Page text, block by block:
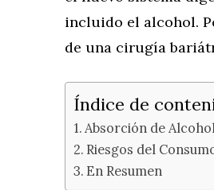
incluido el alcohol.
de una cirugía
Índice de
Absorción de
Riesgos del
En Resumen